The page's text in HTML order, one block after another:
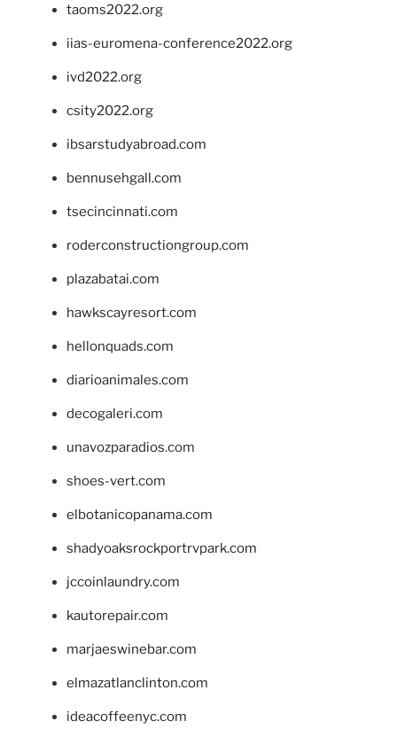
taoms2022.org
iias-euromena-conference2022.org
ivd2022.org
csity2022.org
ibsarstudyabroad.com
bennusehgall.com
tsecincinnati.com
roderconstructiongroup.com
plazabatai.com
hawkscayresort.com
hellonquads.com
diarioanimales.com
decogaleri.com
unavozparadios.com
shoes-vert.com
elbotanicopanama.com
shadyoaksrockportrvpark.com
jccoinlaundry.com
kautorepair.com
marjaeswinebar.com
elmazatlanclinton.com
ideacoffeenyc.com